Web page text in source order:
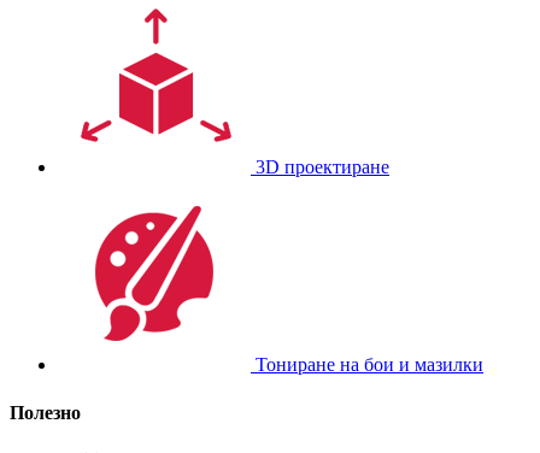
3D проектиране
Тониране на бои и мазилки
Полезно